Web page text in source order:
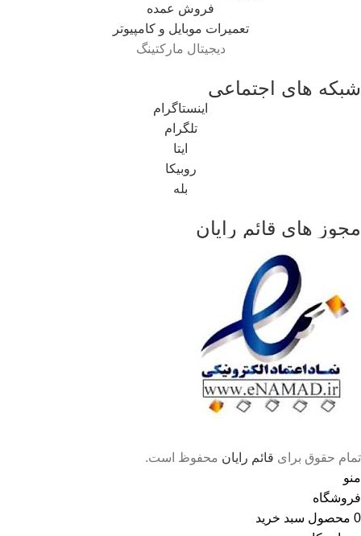
فروش عمده
تعمیرات موبایل و کامپیوتر
دیجیتال مارکتینگ
شبکه های اجتماعی
اینستاگرام
تلگرام
ایتا
روبیکا
بله
مجوز های قائم رایان
تمام حقوق برای قائم رایان محفوظ است.
منو
فروشگاه
0 محصول سبد خرید